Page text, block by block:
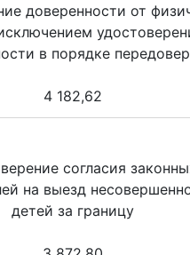
доверенности от
в порядке
4 182,62
согласия
на выезд
детей за границу